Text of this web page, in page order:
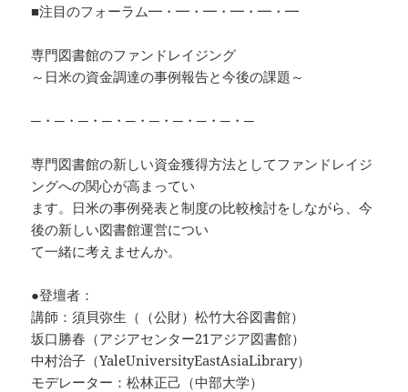
■注目のフォーラム━・━・━・━・━・━
専門図書館のファンドレイジング
～日米の資金調達の事例報告と今後の課題～
─・─・─・─・─・─・─・─・─・─
専門図書館の新しい資金獲得方法としてファンドレイジ
ングへの関心が高まってい
ます。日米の事例発表と制度の比較検討をしながら、今
後の新しい図書館運営につい
て一緒に考えませんか。
●登壇者：
講師：須貝弥生（（公財）松竹大谷図書館）
坂口勝春（アジアセンター21アジア図書館）
中村治子（YaleUniversityEastAsiaLibrary）
モデレーター：松林正己（中部大学）